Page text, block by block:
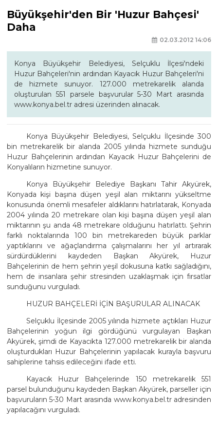
Büyükşehir'den Bir 'Huzur Bahçesi'
Daha
02.03.2012 14:06
Konya Büyükşehir Belediyesi, Selçuklu İlçesi'ndeki
Huzur Bahçeleri'nin ardından Kayacık Huzur Bahçeleri'ni
de hizmete sunuyor. 127.000 metrekarelik alanda
oluşturulan 551 parsele başvurular 5-30 Mart arasında
www.konya.bel.tr adresi üzerinden alınacak.
Konya Büyükşehir Belediyesi, Selçuklu İlçesinde 300
bin metrekarelik bir alanda 2005 yılında hizmete sunduğu
Huzur Bahçelerinin ardından Kayacık Huzur Bahçelerini de
Konyalıların hizmetine sunuyor.
Konya Büyükşehir Belediye Başkanı Tahir Akyürek,
Konyada kişi başına düşen yeşil alan miktarını yükseltme
konusunda önemli mesafeler aldıklarını hatırlatarak, Konyada
2004 yılında 20 metrekare olan kişi başına düşen yeşil alan
miktarının şu anda 48 metrekare olduğunu hatırlattı. Şehrin
farklı noktalarında 100 bin metrekareden büyük parklar
yaptıklarını ve ağaçlandırma çalışmalarını her yıl artırarak
sürdürdüklerini kaydeden Başkan Akyürek, Huzur
Bahçelerinin de hem şehrin yeşil dokusuna katkı sağladığını,
hem de insanlara şehir stresinden uzaklaşmak için fırsatlar
sunduğunu vurguladı.
HUZUR BAHÇELERİ İÇİN BAŞURULAR ALINACAK
Selçuklu İlçesinde 2005 yılında hizmete açtıkları Huzur
Bahçelerinin yoğun ilgi gördüğünü vurgulayan Başkan
Akyürek, şimdi de Kayacıkta 127.000 metrekarelik bir alanda
oluşturdukları Huzur Bahçelerinin yapılacak kurayla başvuru
sahiplerine tahsis edileceğini ifade etti.
Kayacık Huzur Bahçelerinde 150 metrekarelik 551
parsel bulunduğunu kaydeden Başkan Akyürek, parseller için
başvuruların 5-30 Mart arasında www.konya.bel.tr adresinden
yapılacağını vurguladı.